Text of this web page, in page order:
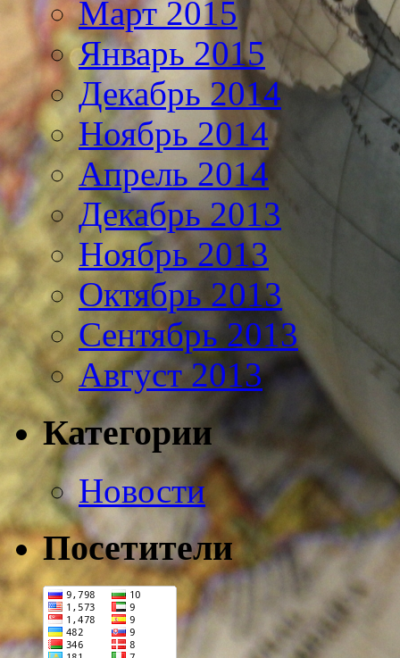
Март 2015
Январь 2015
Декабрь 2014
Ноябрь 2014
Апрель 2014
Декабрь 2013
Ноябрь 2013
Октябрь 2013
Сентябрь 2013
Август 2013
Категории
Новости
Посетители